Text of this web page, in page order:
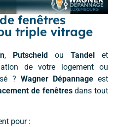
fenêtres
triple vitrage
, Putscheid ou Tandel et
de votre logement ou
? Wagner Dépannageest
de fenêtresdans tout
pour :